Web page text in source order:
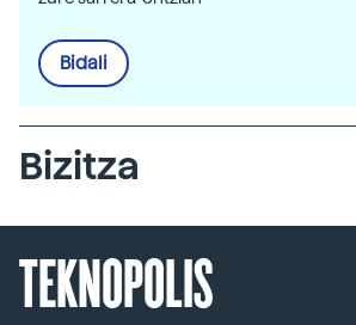
Bidali
Bizitza
TEKNOPOLIS